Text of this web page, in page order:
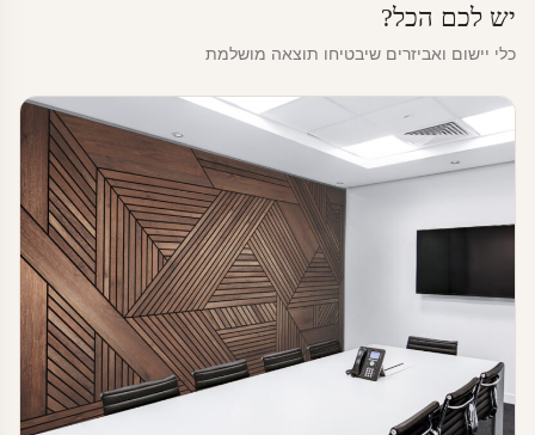
יש לכם הכל?
כלי יישום ואביזרים שיבטיחו תוצאה מושלמת